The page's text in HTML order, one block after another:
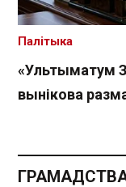
«Ультыматум
вынікова
Палітыка